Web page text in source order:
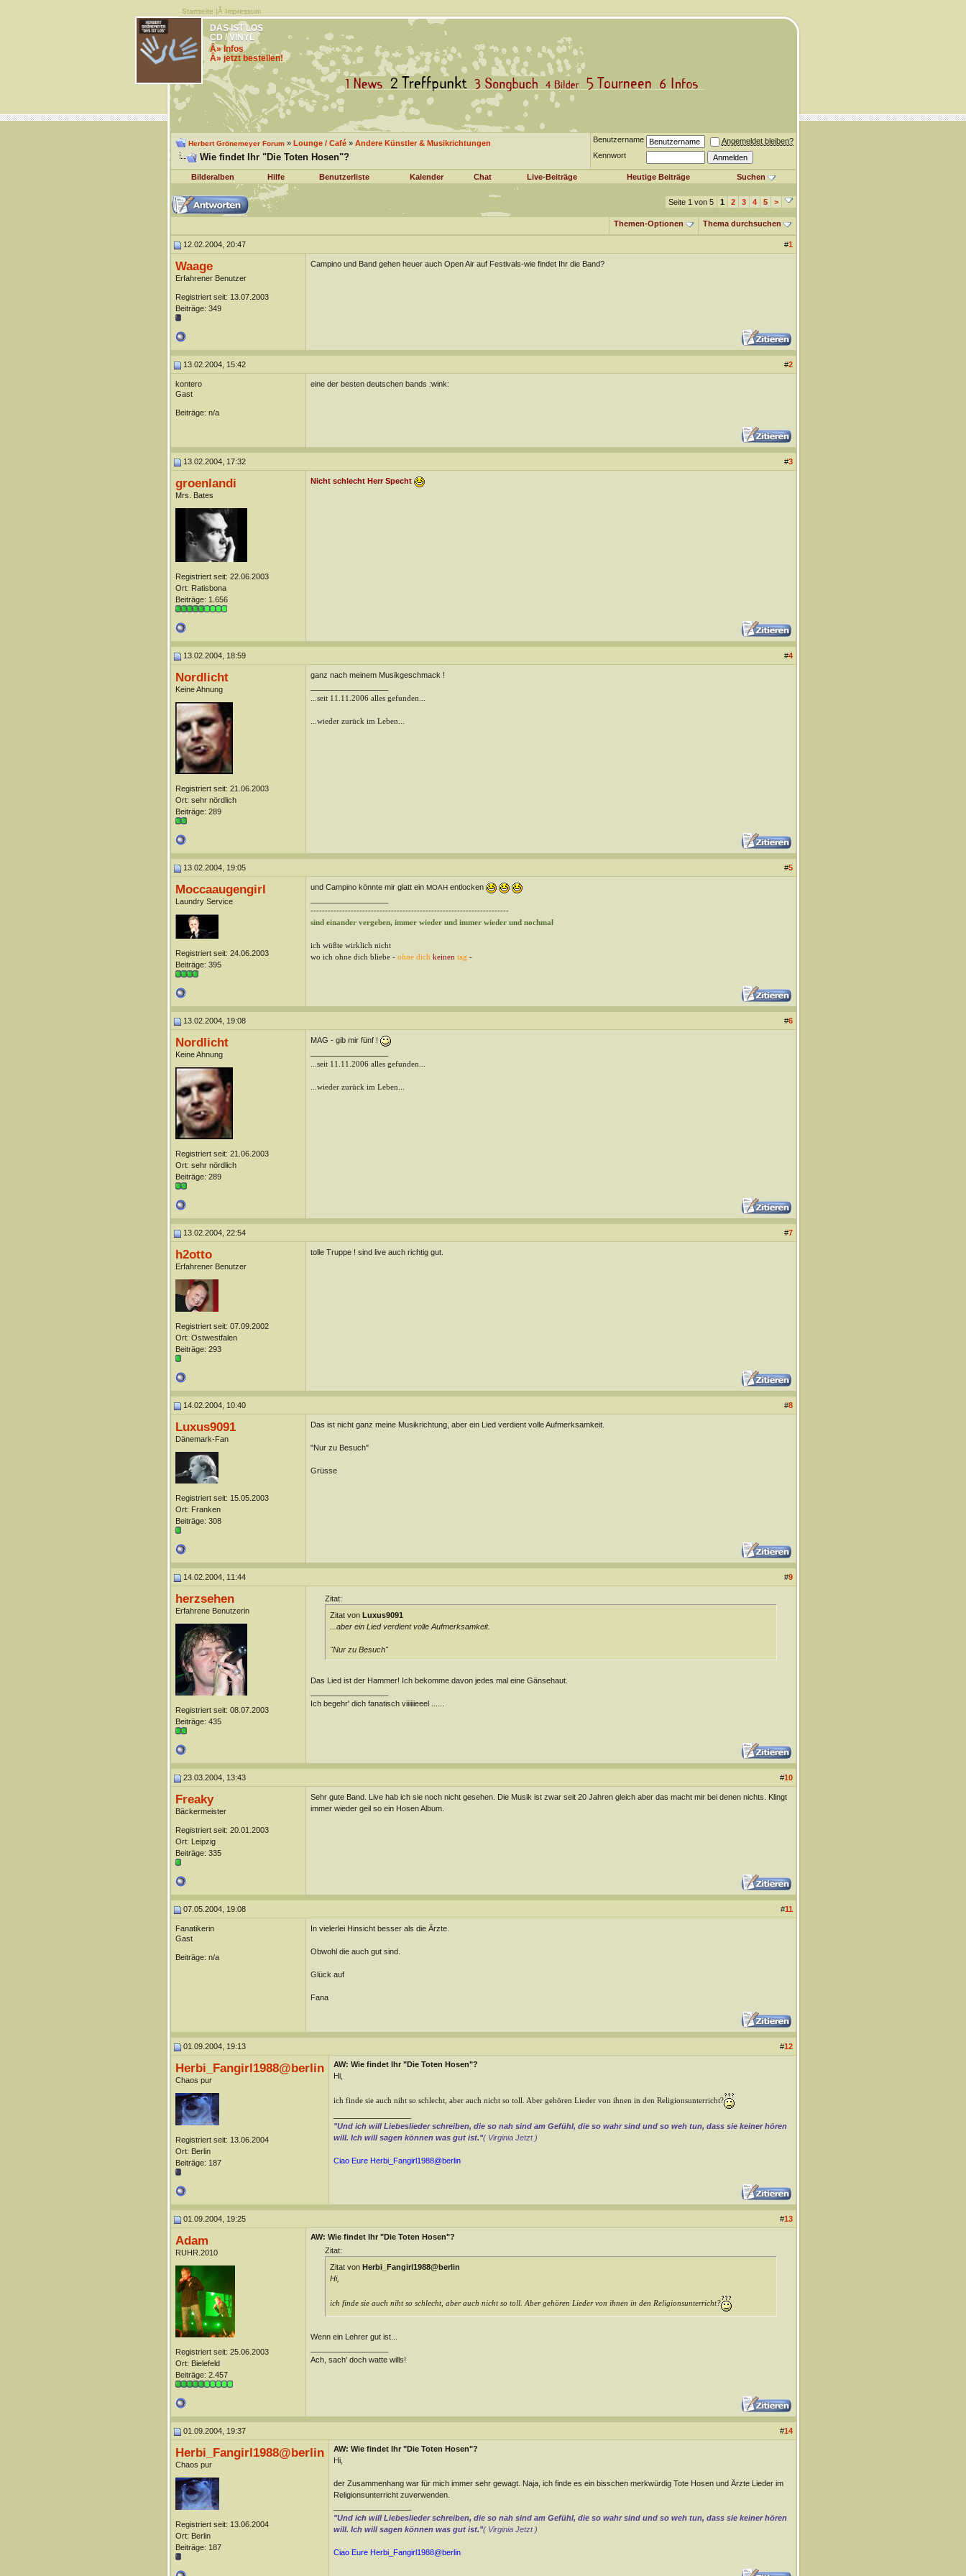
Startseite |Â Impressum
DAS IST LOS
CD / VINYL
Â» Infos
Â» jetzt bestellen!
Herbert Grönemeyer Forum» Lounge / Café» Andere Künstler & Musikrichtungen
Wie findet Ihr "Die Toten Hosen"?
Benutzername
Angemeldet bleiben?
Kennwort
Bilderalben Hilfe Benutzerliste Kalender Chat Live-Beiträge Heutige Beiträge Suchen
Seite 1 von 5 1 2 3 4 5 >
Themen-Optionen Thema durchsuchen
12.02.2004, 20:47 #1
Waage
Erfahrener Benutzer
Registriert seit: 13.07.2003
Beiträge: 349
Campino und Band gehen heuer auch Open Air auf Festivals-wie findet Ihr die Band?
13.02.2004, 15:42 #2
kontero
Gast
Beiträge: n/a
eine der besten deutschen bands :wink:
13.02.2004, 17:32 #3
groenlandi
Mrs. Bates
Registriert seit: 22.06.2003
Ort: Ratisbona
Beiträge: 1.656
Nicht schlecht Herr Specht
13.02.2004, 18:59 #4
Nordlicht
Keine Ahnung
Registriert seit: 21.06.2003
Ort: sehr nördlich
Beiträge: 289
ganz nach meinem Musikgeschmack !
...seit 11.11.2006 alles gefunden...
...wieder zurück im Leben...
13.02.2004, 19:05 #5
Moccaaugengirl
Laundry Service
Registriert seit: 24.06.2003
Beiträge: 395
und Campino könnte mir glatt ein MOAHentlocken
---------------------------------------------------------------------
sind einander vergeben, immer wieder und immer wieder und nochmal
ich wüßte wirklich nicht
wo ich ohne dich bliebe - ohne dich keinen tag -
13.02.2004, 19:08 #6
Nordlicht
Keine Ahnung
Registriert seit: 21.06.2003
Ort: sehr nördlich
Beiträge: 289
MAG - gib mir fünf !
...seit 11.11.2006 alles gefunden...
...wieder zurück im Leben...
13.02.2004, 22:54 #7
h2otto
Erfahrener Benutzer
Registriert seit: 07.09.2002
Ort: Ostwestfalen
Beiträge: 293
tolle Truppe ! sind live auch richtig gut.
14.02.2004, 10:40 #8
Luxus9091
Dänemark-Fan
Registriert seit: 15.05.2003
Ort: Franken
Beiträge: 308
Das ist nicht ganz meine Musikrichtung, aber ein Lied verdient volle Aufmerksamkeit.
"Nur zu Besuch"
Grüsse
14.02.2004, 11:44 #9
herzsehen
Erfahrene Benutzerin
Registriert seit: 08.07.2003
Beiträge: 435
Zitat:
Zitat von Luxus9091
...aber ein Lied verdient volle Aufmerksamkeit.
"Nur zu Besuch"
Das Lied ist der Hammer! Ich bekomme davon jedes mal eine Gänsehaut.
Ich begehr' dich fanatisch viiiiiieeel ......
23.03.2004, 13:43 #10
Freaky
Bäckermeister
Registriert seit: 20.01.2003
Ort: Leipzig
Beiträge: 335
Sehr gute Band. Live hab ich sie noch nicht gesehen. Die Musik ist zwar seit 20 Jahren gleich aber das macht mir bei denen nichts. Klingt
immer wieder geil so ein Hosen Album.
07.05.2004, 19:08 #11
Fanatikerin
Gast
Beiträge: n/a
In vielerlei Hinsicht besser als die Ärzte.
Obwohl die auch gut sind.
Glück auf
Fana
01.09.2004, 19:13 #12
Herbi_Fangirl1988@berlin
Chaos pur
Registriert seit: 13.06.2004
Ort: Berlin
Beiträge: 187
AW: Wie findet Ihr "Die Toten Hosen"?
Hi,
ich finde sie auch niht so schlecht, aber auch nicht so toll. Aber gehören Lieder von ihnen in den Religionsunterricht?
"Und ich will Liebeslieder schreiben, die so nah sind am Gefühl, die so wahr sind und so weh tun, dass sie keiner hören
will. Ich will sagen können was gut ist."( Virginia Jetzt )
Ciao Eure Herbi_Fangirl1988@berlin
01.09.2004, 19:25 #13
Adam
RUHR.2010
Registriert seit: 25.06.2003
Ort: Bielefeld
Beiträge: 2.457
AW: Wie findet Ihr "Die Toten Hosen"?
Zitat:
Zitat von Herbi_Fangirl1988@berlin
Hi,
ich finde sie auch niht so schlecht, aber auch nicht so toll. Aber gehören Lieder von ihnen in den Religionsunterricht?
Wenn ein Lehrer gut ist...
Ach, sach' doch watte wills!
01.09.2004, 19:37 #14
Herbi_Fangirl1988@berlin
Chaos pur
Registriert seit: 13.06.2004
Ort: Berlin
Beiträge: 187
AW: Wie findet Ihr "Die Toten Hosen"?
Hi,
der Zusammenhang war für mich immer sehr gewagt. Naja, ich finde es ein bisschen merkwürdig Tote Hosen und Ärzte Lieder im
Religionsunterricht zuverwenden.
"Und ich will Liebeslieder schreiben, die so nah sind am Gefühl, die so wahr sind und so weh tun, dass sie keiner hören
will. Ich will sagen können was gut ist."( Virginia Jetzt )
Ciao Eure Herbi_Fangirl1988@berlin